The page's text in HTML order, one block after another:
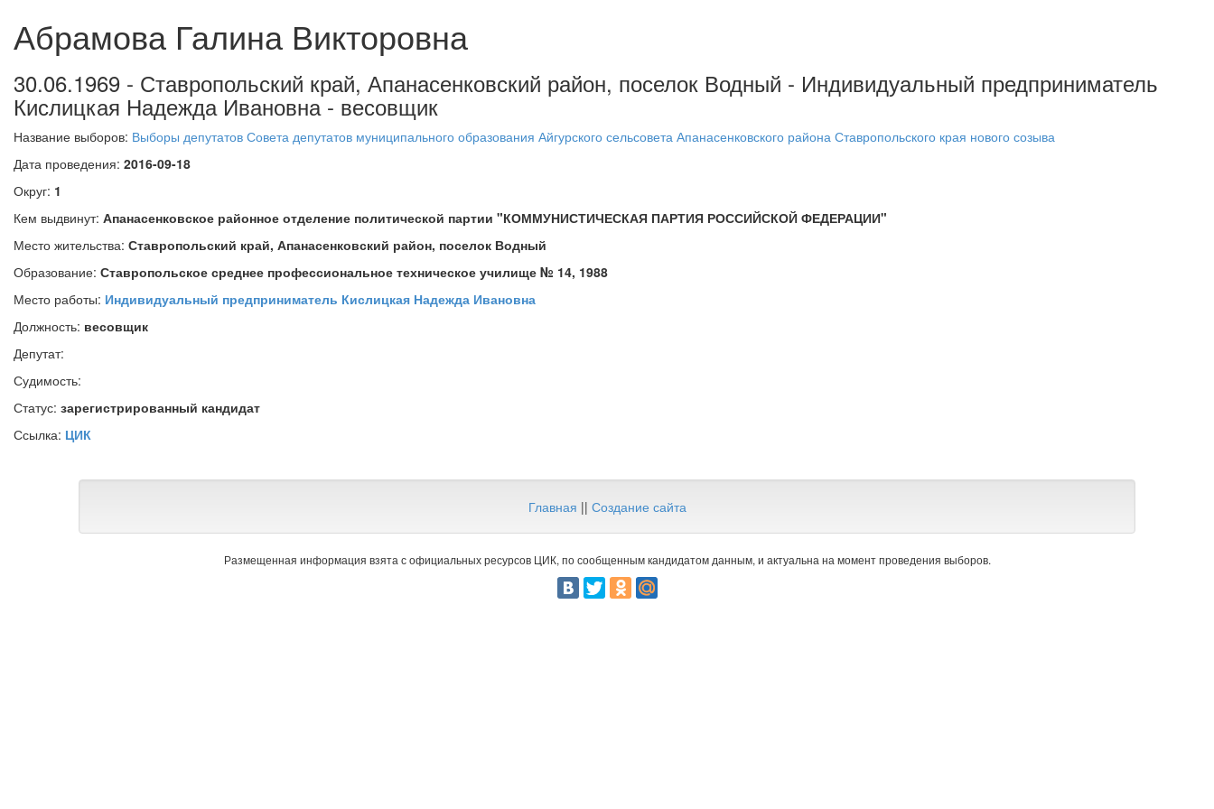
Абрамова Галина Викторовна
30.06.1969 - Ставропольский край, Апанасенковский район, поселок Водный - Индивидуальный предприниматель
Кислицкая Надежда Ивановна - весовщик
Название выборов: Выборы депутатов Совета депутатов муниципального образования Айгурского сельсовета Апанасенковского района Ставропольского края нового созыва
Дата проведения: 2016-09-18
Округ: 1
Кем выдвинут: Апанасенковское районное отделение политической партии "КОММУНИСТИЧЕСКАЯ ПАРТИЯ РОССИЙСКОЙ ФЕДЕРАЦИИ"
Место жительства: Ставропольский край, Апанасенковский район, поселок Водный
Образование: Ставропольское среднее профессиональное техническое училище № 14, 1988
Место работы: Индивидуальный предприниматель Кислицкая Надежда Ивановна
Должность: весовщик
Депутат:
Судимость:
Статус: зарегистрированный кандидат
Ссылка: ЦИК
Главная || Создание сайта
Размещенная информация взята с официальных ресурсов ЦИК, по сообщенным кандидатом данным, и актуальна на момент проведения выборов.